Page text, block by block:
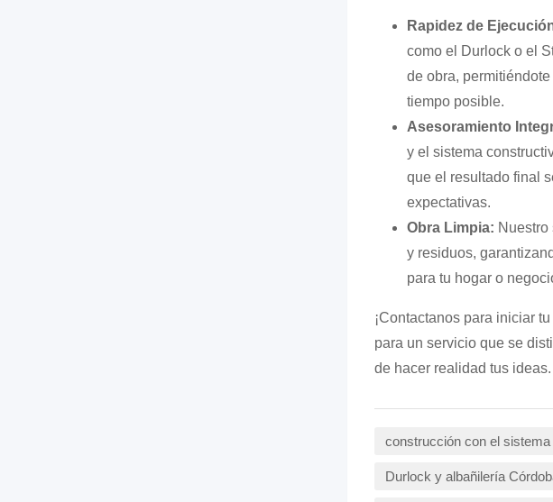
Rapidez de
como el Durlock o el
de obra,
tiempo posible.
Asesoramiento
y el sistema
que el resultado final
expectativas.
Obra Limpia:
y residuos,
para tu hogar o
¡Contactanos para iniciar
para un servicio que se
de hacer realidad tus ideas.
construcción con el
Durlock y albañilería